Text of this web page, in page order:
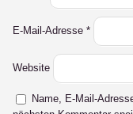
E-Mail-Adresse *
Website
Name, E-Mail-